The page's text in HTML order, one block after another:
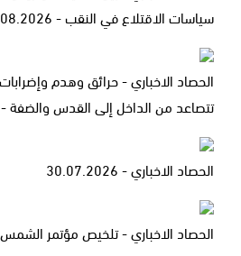
سياسات الاقتلاع في النقب - 03.08.2026
الحصاد الاخباري - حرائق وهدم
تتصاعد من الداخل إلى القدس والضفة - 02.08.2026
الحصاد الاخباري - 30.07.2026
الحصاد الاخباري - تلخيص مؤتمر الشمس